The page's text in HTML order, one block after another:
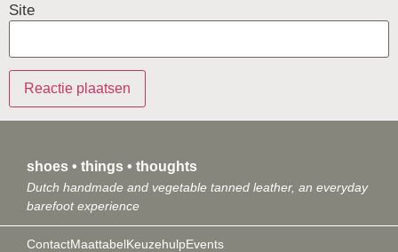
Site
shoes • things • thoughts
Dutch handmade and vegetable tanned leather, an everyday
barefoot experience
ContactMaattabelKeuzehulpEvents